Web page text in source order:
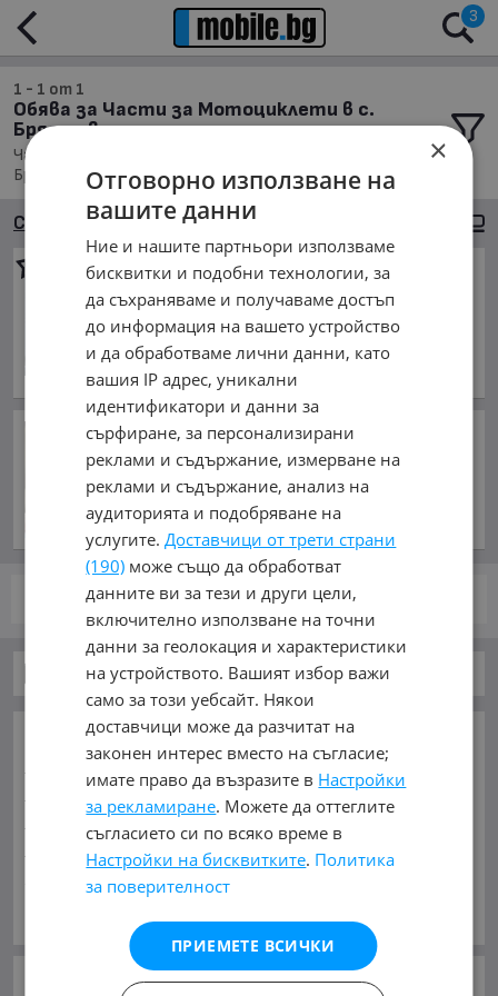
3
1 - 1 от 1
Обява за Части за Мотоциклети в с.
Брястово
Части, Намира се в обл. Сливен, Населено място с.
Брястово, Подредени по: Най-новите обяви
Сортиране
Двигатели за фрези и
мотори
127.82 €
250 лв.
обл. Сливен, с. Брястово
Зеленски приветства
мащабните санкции на САЩ
срещу Русия
преди час и 36 минути
стр. от 1
Части за Мотоциклети
ОСНОВНИ КАТЕГОРИИ В MOBILE.BG:
Карта на сайта Автомобили и Джипове Бусове
Мотоциклети
Селскостопански
Индустриални Кари Каравани
Яхти и Лодки
Ремаркета
Велосипеди Части
Аксесоари
Гуми и джанти
Автомобили и Джипове Бусове
Камиони
Мотоциклети
Индустриални
Каравани Ремаркета
×
Отговорно използване на
вашите данни
Ние и нашите партньори използваме
бисквитки и подобни технологии, за
да съхраняваме и получаваме достъп
до информация на вашето устройство
и да обработваме лични данни, като
вашия IP адрес, уникални
идентификатори и данни за
сърфиране, за персонализирани
реклами и съдържание, измерване на
реклами и съдържание, анализ на
аудиторията и подобряване на
услугите.Доставчици от трети страни
(190) може също да обработват
данните ви за тези и други цели,
включително използване на точни
данни за геолокация и характеристики
на устройството. Вашият избор важи
само за този уебсайт. Някои
доставчици може да разчитат на
законен интерес вместо на съгласие;
имате право да възразите в Настройки
за рекламиране. Можете да оттеглите
съгласието си по всяко време в
Настройки на бисквитките. Политика
за поверителност
ПРИЕМЕТЕ ВСИЧКИ